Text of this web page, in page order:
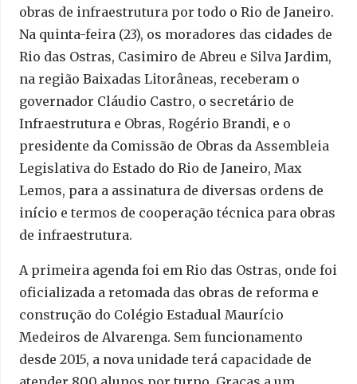
obras de infraestrutura por todo o Rio de Janeiro.
Na quinta-feira (23), os moradores das cidades de
Rio das Ostras, Casimiro de Abreu e Silva Jardim,
na região Baixadas Litorâneas, receberam o
governador Cláudio Castro, o secretário de
Infraestrutura e Obras, Rogério Brandi, e o
presidente da Comissão de Obras da Assembleia
Legislativa do Estado do Rio de Janeiro, Max
Lemos, para a assinatura de diversas ordens de
início e termos de cooperação técnica para obras
de infraestrutura.
A primeira agenda foi em Rio das Ostras, onde foi
oficializada a retomada das obras de reforma e
construção do Colégio Estadual Maurício
Medeiros de Alvarenga. Sem funcionamento
desde 2015, a nova unidade terá capacidade de